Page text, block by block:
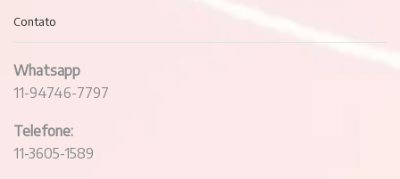
Contato
Whatsapp
11-94746-7797
Telefone:
11-3605-1589